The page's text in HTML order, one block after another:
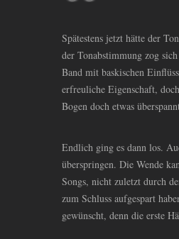
Spätestens jetzt hätte der
der Tonabstimmung zog
Band mit baskischen
erfreuliche Eigenschaft,
Bogen doch etwas
Endlich ging es dann los.
überspringen. Die Wende
Songs, nicht zuletzt durch
zum Schluss aufgespart
gewünscht, denn die erste